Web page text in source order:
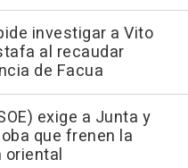
investigar a Vito
al recaudar
de Facua
exige a Junta y
que frenen la
oriental